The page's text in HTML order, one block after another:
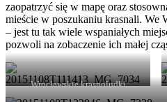
zaopatrzyć się w mapę oraz
mieście w poszukaniu krasnali. We
– jest tu tak wiele wspaniałych
pozwoli na zobaczenie ich małej
Wrocławskie krasnoludki